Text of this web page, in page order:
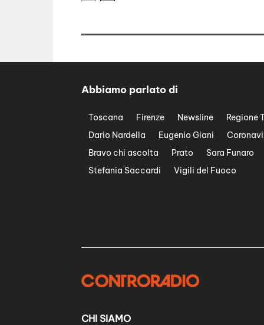
Abbiamo parlato di
Toscana Firenze Newsline Regione
Dario Nardella
Eugenio Giani
Bravo chi ascolta
Prato Sara Funaro
Stefania Saccardi
Vigili del Fuoco
CHI SIAMO